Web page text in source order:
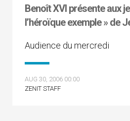
Benoît XVI présente aux
l’héroïque exemple » de
Audience du mercredi
AUG 30, 2006 00:00
ZENIT STAFF